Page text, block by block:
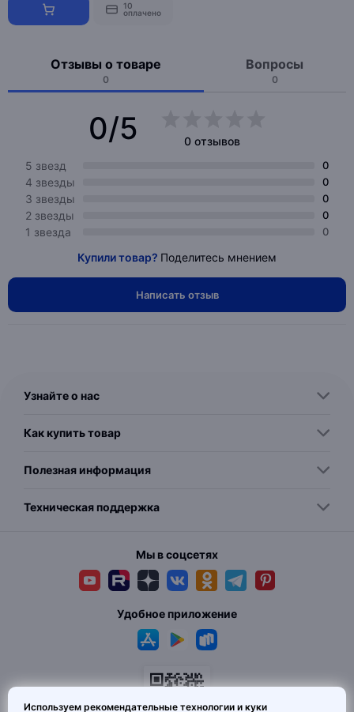
10
оплачено
Отзывы о товаре
0
Вопросы
0
0/5
0 отзывов
5 звезд
0
4 звезды 0
3 звезды 0
2 звезды 0
1 звезда 0
Купили товар? Поделитесь мнением
Написать отзыв
Узнайте о нас
Как купить товар
Полезная информация
Техническая поддержка
Мы в соцсетях
Удобное приложение
Используем рекомендательные технологии и куки